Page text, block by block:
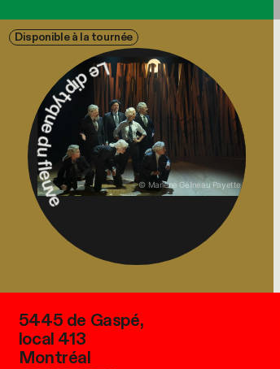
Disponible à la tournée
© Marlène Gélineau Payette
Le diptyque du fleuve
5445 de Gaspé,
local 413
Montréal